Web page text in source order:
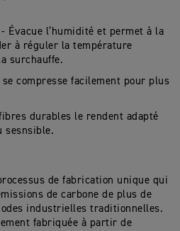
Évacue l’humidité et permet à la
à réguler la température
surchauffe.
compresse facilement pour plus
durables le rendent adapté
sesnsible.
de fabrication unique qui
de carbone de plus de
industrielles traditionnelles.
fabriquée à partir de